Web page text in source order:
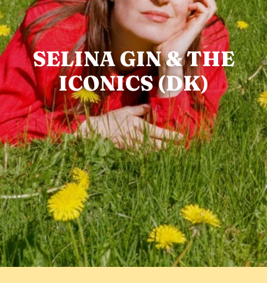
SELINA GIN & THE
ICONICS (DK)